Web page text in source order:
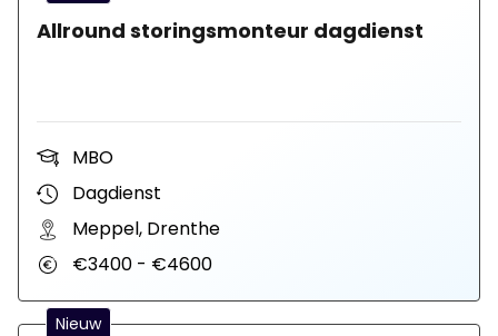
Allround storingsmonteur dagdienst
MBO
Dagdienst
Meppel, Drenthe
€3400 - €4600
Nieuw